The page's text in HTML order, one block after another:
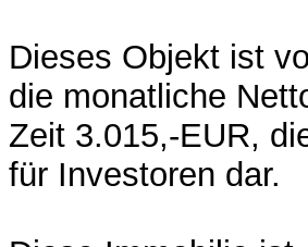
Dieses Objekt ist
die monatliche
Zeit 3.015,-EUR,
für Investoren dar.